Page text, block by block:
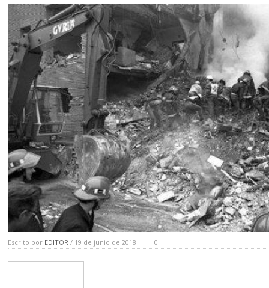
Escrito por EDITOR / 19 de junio de 2018 0